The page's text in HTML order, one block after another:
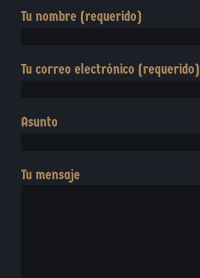
Tu nombre (requerido)
Tu correo electrónico (requerido)
Asunto
Tu mensaje